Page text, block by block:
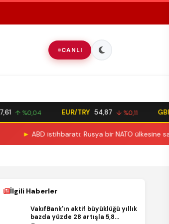
CANLI
↑ %0,04 EUR/TRY 54,87 ↓ %0,11 GBP/
ABD istihbaratı: Rusya bir NATO ülkesine saldırı
İlgili Haberler
VakıfBank'ın aktif büyüklüğü yıllık
bazda yüzde 28 artışla 5,8